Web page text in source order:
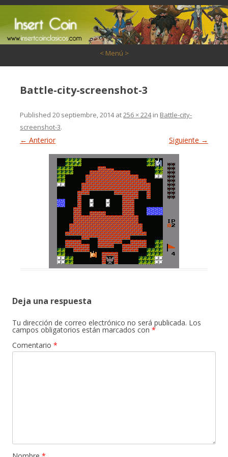
< Menú >
Battle-city-screenshot-3
Published20 septiembre, 2014at256 × 224in Battle-city-
screenshot-3.
← Anterior Siguiente →
Deja una respuesta
Tu dirección de correo electrónico no será publicada. Los
campos obligatorios están marcados con *
Comentario *